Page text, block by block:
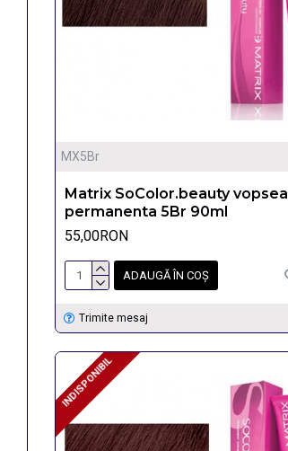
MX5Br
Matrix SoColor.beauty vopsea
permanenta 5Br 90ml
55,00RON
ADAUGĂ ÎN COŞ
Trimite mesaj
INDISPONIBIL
INDISPONIBIL